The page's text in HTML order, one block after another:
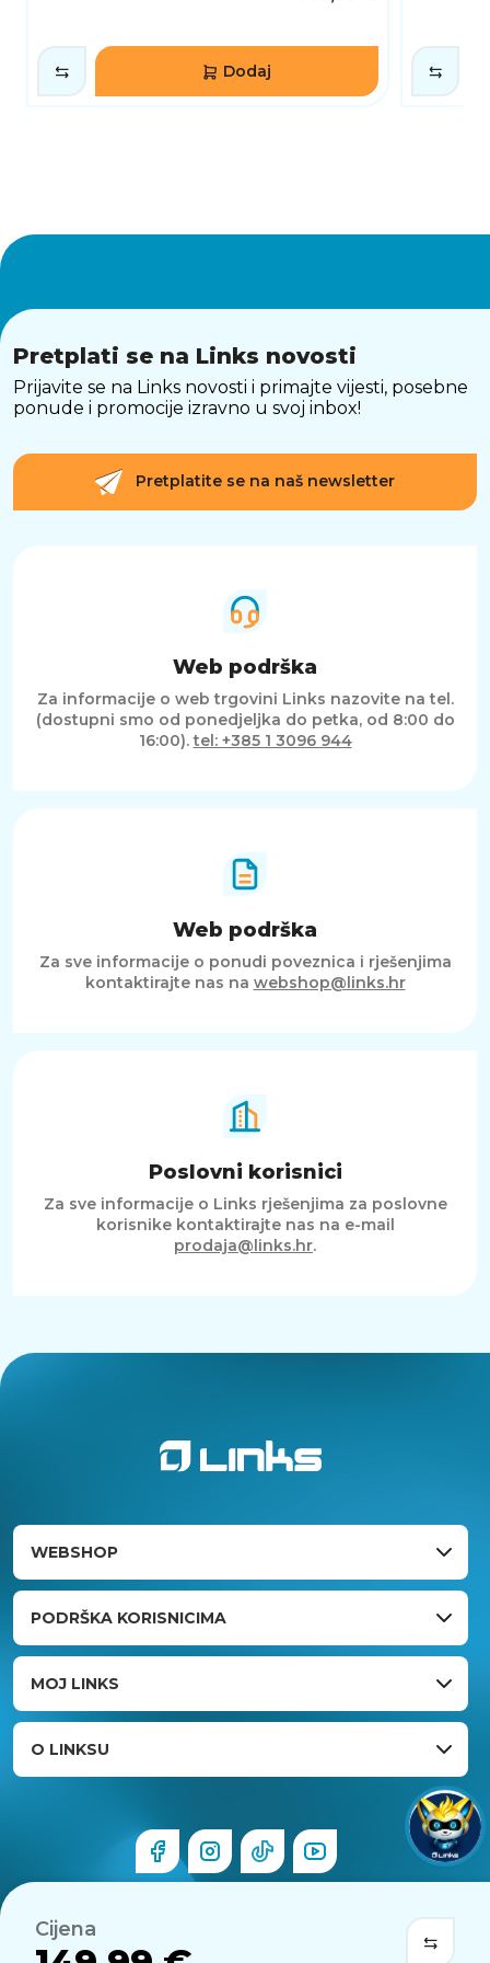
Cijena
Dodaj
Pretplati se na Links novosti
Prijavite se na Links novosti i primajte vijesti, posebne
ponude i promocije izravno u svoj inbox!
Pretplatite se na naš newsletter
Web podrška
Za informacije o web trgovini Links nazovite na tel.
(dostupni smo od ponedjeljka do petka, od 8:00 do
16:00).tel: +385 1 3096 944
Web podrška
Za sve informacije o ponudi poveznica i rješenjima
kontaktirajte nas na webshop@links.hr
Poslovni korisnici
Za sve informacije o Links rješenjima za poslovne
korisnike kontaktirajte nas na e-mail
prodaja@links.hr.
WEBSHOP
PODRŠKA KORISNICIMA
MOJ LINKS
O LINKSU